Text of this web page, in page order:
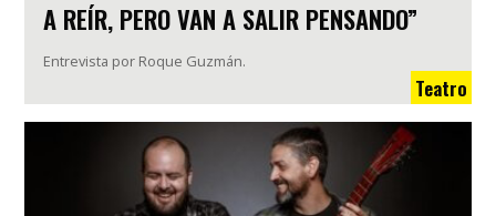
A REÍR, PERO VAN A SALIR PENSANDO”
Entrevista por Roque Guzmán.
Teatro